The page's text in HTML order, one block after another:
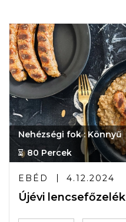
Nehézségi fok : Könnyű
80 Percek
EBÉD 4.12.2024
Újévi lencsefőzelék